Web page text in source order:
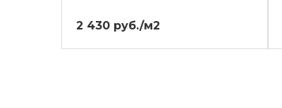
2 430 руб./м2